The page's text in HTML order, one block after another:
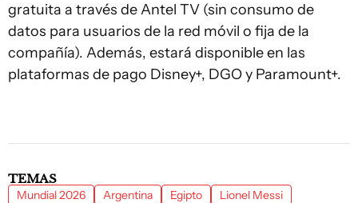
gratuita a través de Antel TV (sin consumo de
datos para usuarios de la red móvil o fija de la
compañía). Además, estará disponible en las
plataformas de pago Disney+, DGO y Paramount+.
TEMAS
Mundial 2026 Argentina Egipto
Lionel Messi